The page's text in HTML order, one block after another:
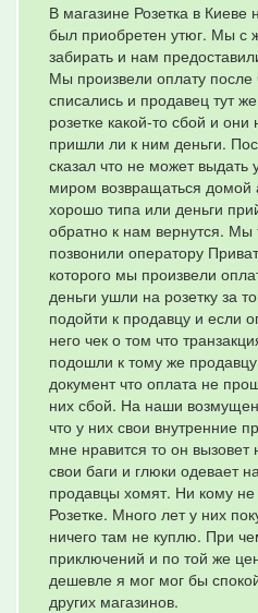
В магазине Розетка в Киеве
был приобретен утюг. Мы с
забирать и нам
Мы произвели оплату после
списались и продавец тут
розетке какой-то сбой и они
пришли ли к ним деньги.
сказал что не может выдать
миром возвращаться домой
хорошо типа или деньги
обратно к нам вернутся. Мы
позвонили оператору
которого мы произвели
деньги ушли на розетку за
подойти к продавцу и если
него чек о том что
подошли к тому же
документ что оплата не
них сбой. На наши
что у них свои внутренние
мне нравится то он вызовет
свои баги и глюки одевает
продавцы хомят. Ни кому не
Розетке. Много лет у них
ничего там не куплю. При
приключений и по той же
дешевле я мог мог бы
других магазинов.